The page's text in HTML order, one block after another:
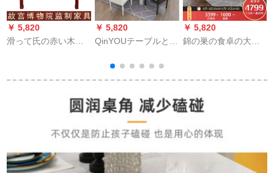
￥ 5,820
滑って氏の赤い木の
リの黄檀)の小さい八
ブルの4人の全純木の
の食事テーブルの西
四角のテーブル
￥ 5,820
QinYOUテーブルとテ
モダシンプレルレス
トランセット家具純
ステーブル電磁炉テ
ーブルテーブルシン
グルテーブル
￥ 5,820
錦の巣の食卓の大理
ル家庭用長方形北欧
色の1.3メートルのテ